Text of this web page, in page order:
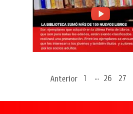
Anterior 1 ... 26 27